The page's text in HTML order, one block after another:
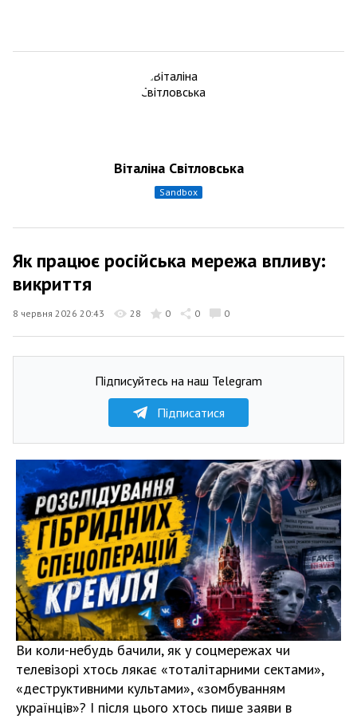
Віталіна Світловська
sandbox
Як працює російська мережа впливу:
викриття
8 червня 2026 20:43 28 0 0 0
Підписуйтесь на наш Telegram
Підписатися
Ви коли-небудь бачили, як у соцмережах чи
телевізорі хтось лякає «тоталітарними сектами»,
«деструктивними культами», «зомбуванням
українців»? І після цього хтось пише заяви в